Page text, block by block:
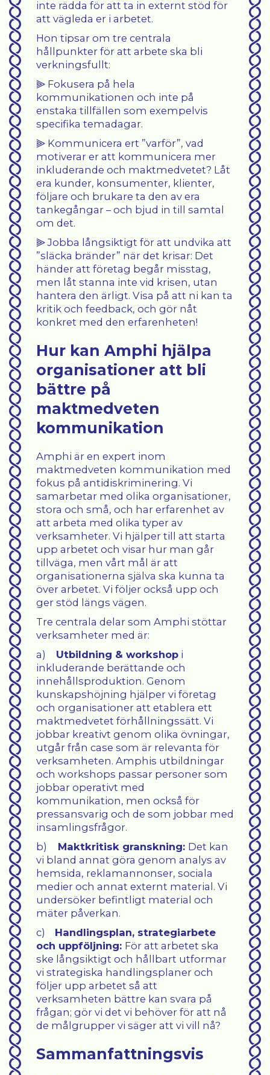
inte rädda för att ta in externt stöd för
att vägleda er i arbetet.
Hon tipsar om tre centrala
hållpunkter för att arbete ska bli
verkningsfullt:
⫸ Fokusera på hela
kommunikationen och inte på
enstaka tillfällen som exempelvis
specifika temadagar.
⫸ Kommunicera ert ”varför”, vad
motiverar er att kommunicera mer
inkluderande och maktmedvetet? Låt
era kunder, konsumenter, klienter,
följare och brukare ta den av era
tankegångar – och bjud in till samtal
om det.
⫸ Jobba långsiktigt för att undvika att
”släcka bränder” när det krisar: Det
händer att företag begår misstag,
men låt stanna inte vid krisen, utan
hantera den ärligt. Visa på att ni kan ta
kritik och feedback, och gör nåt
konkret med den erfarenheten!
Hur kan Amphi hjälpa
organisationer att bli
bättre på
maktmedveten
kommunikation
Amphi är en expert inom
maktmedveten kommunikation med
fokus på antidiskriminering. Vi
samarbetar med olika organisationer,
stora och små, och har erfarenhet av
att arbeta med olika typer av
verksamheter. Vi hjälper till att starta
upp arbetet och visar hur man går
tillväga, men vårt mål är att
organisationerna själva ska kunna ta
över arbetet. Vi följer också upp och
ger stöd längs vägen.
Tre centrala delar som Amphi stöttar
verksamheter med är:
a)
Utbildning & workshop i
inkluderande berättande och
innehållsproduktion. Genom
kunskapshöjning hjälper vi företag
och organisationer att etablera ett
maktmedvetet förhållningssätt. Vi
jobbar kreativt genom olika övningar,
utgår från case som är relevanta för
verksamheten. Amphis utbildningar
och workshops passar personer som
jobbar operativt med
kommunikation, men också för
pressansvarig och de som jobbar med
insamlingsfrågor.
b)
Maktkritisk granskning: Det kan
vi bland annat göra genom analys av
hemsida, reklamannonser, sociala
medier och annat externt material. Vi
undersöker befintligt material och
mäter påverkan.
c) Handlingsplan, strategiarbete
och uppföljning: För att arbetet ska
ske långsiktigt och hållbart utformar
vi strategiska handlingsplaner och
följer upp arbetet så att
verksamheten bättre kan svara på
frågan; gör vi det vi behöver för att nå
de målgrupper vi säger att vi vill nå?
Sammanfattningsvis